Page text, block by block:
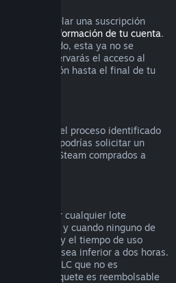
cancelar una suscripción
información de tu cuenta.
ha cancelado, esta ya no se
conservarás el acceso al
la suscripción hasta el final de tu
aplicable y el proceso identificado
, podrías solicitar un
de Steam comprados a
completo por cualquier lote
siempre y cuando ninguno de
transferido, y el tiempo de uso
del lote sea inferior a dos horas.
de juego o DLC que no es
si todo el paquete es reembolsable